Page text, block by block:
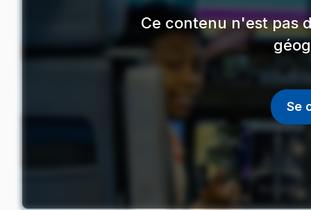
Ce contenu n'est pas
Se